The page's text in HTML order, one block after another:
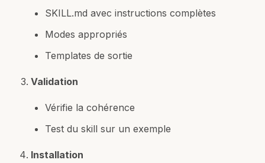
SKILL.md avec instructions complètes
Modes appropriés
Templates de sortie
Validation
Vérifie la cohérence
Test du skill sur un exemple
Installation